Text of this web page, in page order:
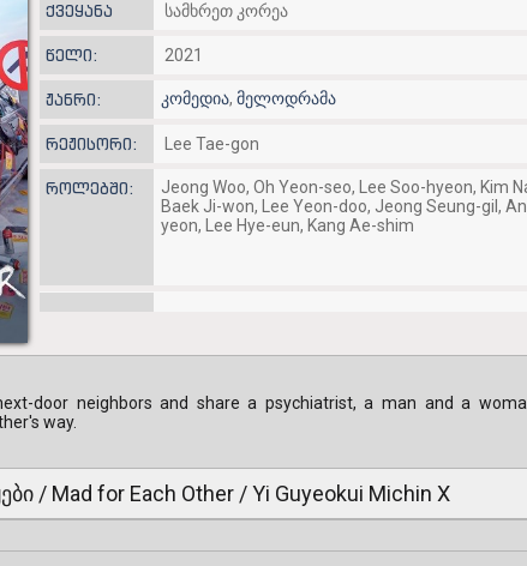
ქვეყანა სამხრეთ კორეა
წელი: 2021
ჟანრი: კომედია, მელოდრამა
რეჟისორი: Lee Tae-gon
როლებში:
Jeong Woo, Oh Yeon-seo, Lee Soo-hyeon, Kim
Baek Ji-won, Lee Yeon-doo, Jeong Seung-gil,
yeon, Lee Hye-eun, Kang Ae-shim
door neighbors and share a psychiatrist, a man and a
way.
/ Mad for Each Other / Yi Guyeokui Michin X